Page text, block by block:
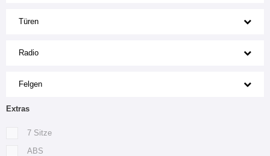
Türen
Radio
Felgen
Extras
7 Sitze
ABS